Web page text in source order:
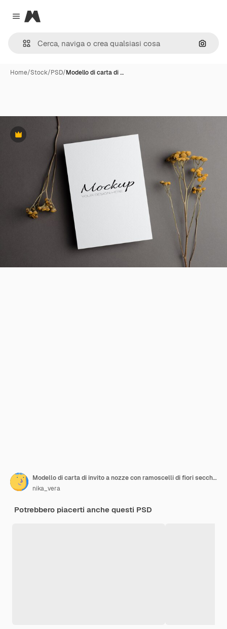
Close menu
Magnific
Cerca
Home/Stock/PSD/Modello di carta di …
Premium
Modello di carta di invito a nozze con ramoscelli di fiori secchi su grigio
nika_vera
Potrebbero piacerti anche questi PSD